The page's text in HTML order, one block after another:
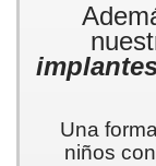
Una
niños